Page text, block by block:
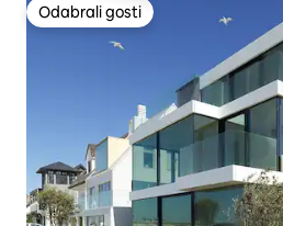
Odabrali gosti
Odabrali gosti